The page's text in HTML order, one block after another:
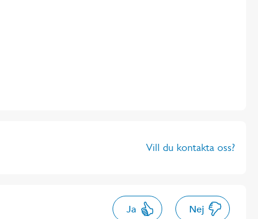
Vill du kontakta oss?
Ja Nej